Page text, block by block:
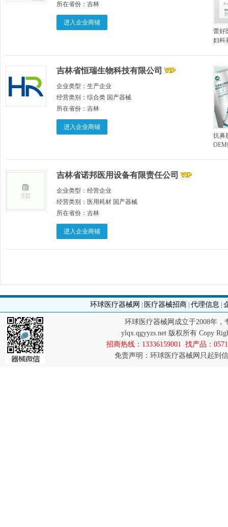
所在省份： 吉林
进入企业商铺
蕾好
妇科
吉林省恒瑞生物科技有限公司
企业类型： 生产企业
经营类别： 综合类 国产器械
所在省份： 吉林
进入企业商铺
抗鼻
吉林省诺邦医用设备有限责任公司
企业类型： 经营企业
经营类别： 医用耗材 国产器械
所在省份： 吉林
进入企业商铺
环球医疗器械网 医疗器械招商 代理信息
环球医疗器械网成立于2008年
ylqx.qgyyzs.net 版权所有 Copy
招商热线：13336159001 找产品：
免责声明：环球医疗器械网只起到